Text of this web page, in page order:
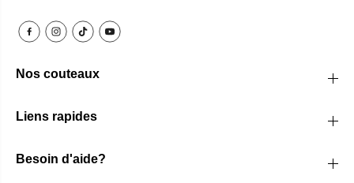
Nos couteaux
Liens rapides
Besoin d'aide?